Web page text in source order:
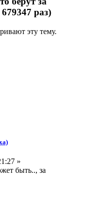
раз)
эту тему.
»
быть.., за